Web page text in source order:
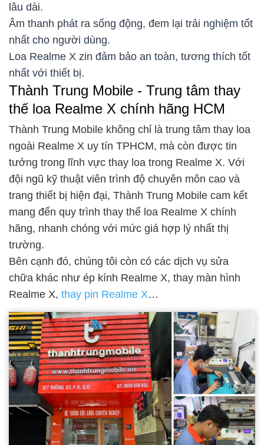
lâu dài.
Âm thanh phát ra sống động, đem lại trải nghiệm tốt
nhất cho người dùng.
Loa Realme X zin đảm bảo an toàn, tương thích tốt
nhất với thiết bị.
Thành Trung Mobile - Trung tâm thay
thế loa Realme X chính hãng HCM
Thành Trung Mobile không chỉ là trung tâm thay loa
ngoài Realme X uy tín TPHCM, mà còn được tin
tưởng trong lĩnh vực thay loa trong Realme X. Với
đội ngũ kỹ thuật viên trình độ chuyên môn cao và
trang thiết bị hiện đại, Thành Trung Mobile cam kết
mang đến quy trình thay thế loa Realme X chính
hãng, nhanh chóng với mức giá hợp lý nhất thị
trường.
Bên cạnh đó, chúng tôi còn có các dịch vụ sửa
chữa khác như ép kính Realme X, thay màn hình
Realme X, thay pin Realme X…